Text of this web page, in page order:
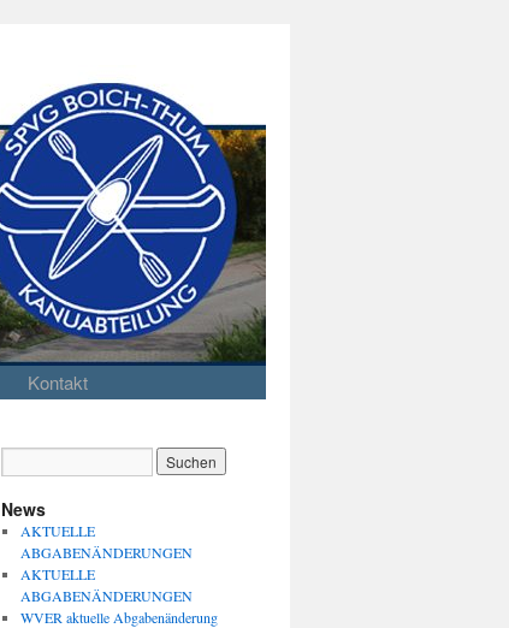
Kontakt
News
AKTUELLE
ABGABENÄNDERUNGEN
AKTUELLE
ABGABENÄNDERUNGEN
WVER aktuelle Abgabenänderung